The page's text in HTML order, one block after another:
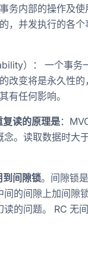
务内部的操作及
，并发执行的各
）： 一个事务
改变将是永久性
有任何影响。
复读的原理是：
念。读取数据时大
到间隙锁。间隙锁
间的间隙上加间隙
的问题。 RC 无